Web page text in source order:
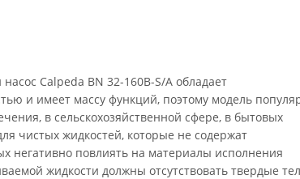
Calpeda BN 32-160B-S/A обладает
и имеет массу функций, поэтому модель
в сельскохозяйственной сфере, в бытовых
чистых жидкостей, которые не содержат
негативно повлиять на материалы исполнения
жидкости должны отсутствовать твердые